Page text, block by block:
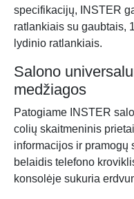
specifikacijų, INSTER
ratlankiais su gaubtais,
lydinio ratlankiais.
Salono
medžiagos
Patogiame INSTER
colių skaitmeninis
informacijos ir pramogų
belaidis telefono
konsolėje sukuria